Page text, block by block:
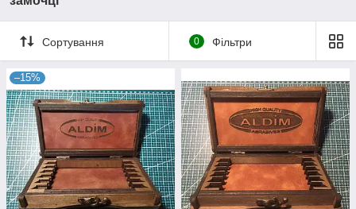
Сортування 0 Фільтри
–15%